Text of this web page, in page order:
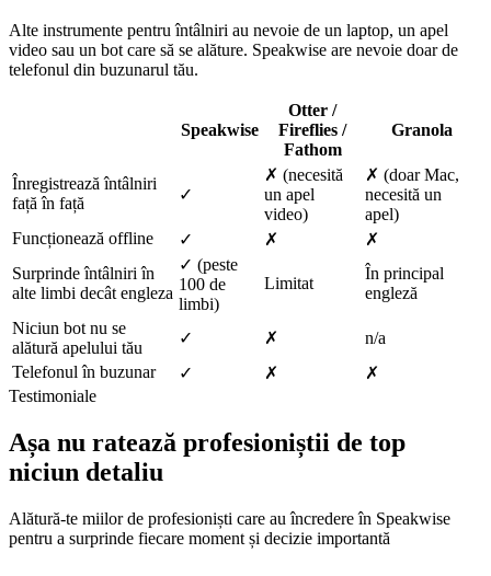
Alte instrumente pentru întâlniri au nevoie de un laptop, un apel
video sau un bot care să se alăture. Speakwise are nevoie doar de
telefonul din buzunarul tău.
Speakwise
Otter /
Fireflies /
Fathom
Granola
Înregistrează întâlniri
față în față
✓
✗ (necesită
un apel
video)
✗ (doar Mac,
necesită un
apel)
Funcționează offline
✓ ✗
✗
Surprinde întâlniri în
alte limbi decât engleza
✓ (peste
100 de
limbi)
Limitat
În principal
engleză
Niciun bot nu se
alătură apelului tău
✓ ✗
n/a
Telefonul în buzunar
✓ ✗
✗
Testimoniale
Așa nu ratează profesioniștii de top
niciun detaliu
Alătură-te miilor de profesioniști care au încredere în Speakwise
pentru a surprinde fiecare moment și decizie importantă